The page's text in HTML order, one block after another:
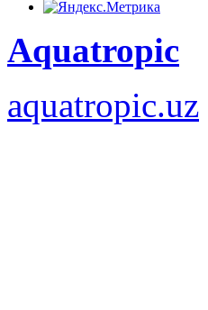
Aquatropic
aquatropic.uz